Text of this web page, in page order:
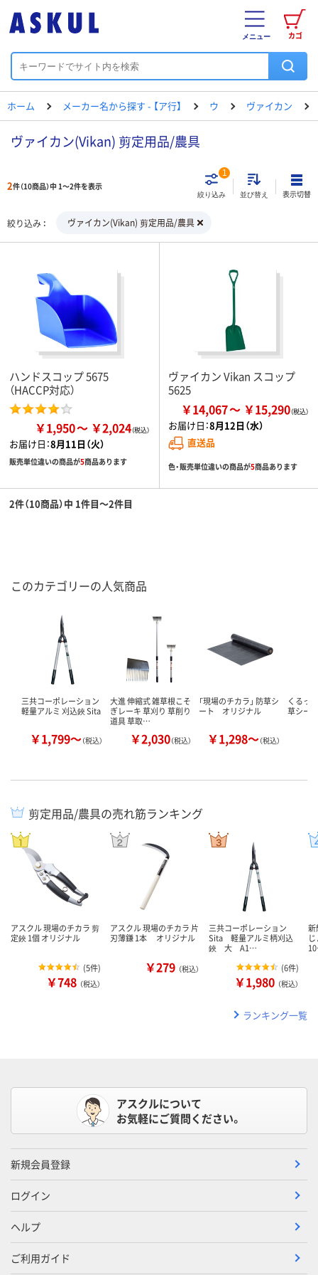
カゴ
メニュー
ホーム メーカー名から探す - 【ア行】 ウ ヴァイカン
ヴァイカン(Vikan) 剪定用品/農具
2件（10商品）中 1～2件を表示
絞り込み
1
並び替え 表示切替
絞り込み ヴァイカン(Vikan) 剪定用品/農具
ハンドスコップ 5675
（HACCP対応）
￥1,950 ￥2,024
お届け日：8月11日（火）
販売単位違いの商品が5商品あります
ヴァイカン Vikan スコップ
5625
￥14,067 ￥15,290
お届け日：8月12日（水）
直送品
色・販売単位違いの商品が5商品あります
2件（10商品）中 1件目～2件目
このカテゴリーの人気商品
三共コーポレーション
軽量アルミ 刈込鋏 Sita
￥1,799～（税込）
大進 伸縮式 雑草根こそ
ぎレーキ 草刈り 草削り
道具 草取…
￥2,030（税込）
「現場のチカラ」 防草シ
ート オリジナル
￥1,298～（税込）
くるっ
草シー
剪定用品/農具の売れ筋ランキング
アスクル 現場のチカラ 剪
定鋏 1個 オリジナル
(5件)
￥748 （税込）
アスクル 現場のチカラ 片
刃薄鎌 1本 オリジナル
￥279 （税込）
三共コーポレーション
Sita 軽量アルミ柄刈込
鋏 大 A1…
(6件)
￥1,980 （税込）
新
ランキング一覧
アスクルについて
お気軽にご質問ください。
新規会員登録
ログイン
ヘルプ
ご利用ガイド